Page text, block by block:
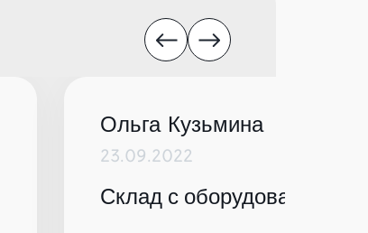
Ольга Кузьмина
23.09.2022
Склад с оборудованием